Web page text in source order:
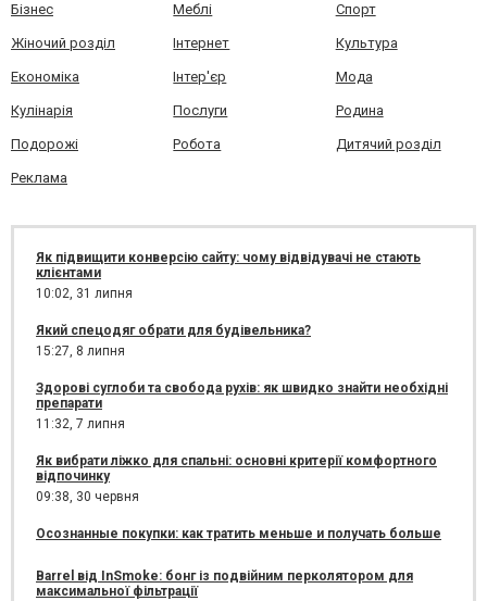
Бізнес Меблі Спорт
Жіночий розділ Інтернет Культура
Економіка Інтер'єр Мода
Кулінарія Послуги Родина
Подорожі Робота Дитячий розділ
Реклама
Як підвищити конверсію сайту: чому відвідувачі не стають
клієнтами
10:02, 31 липня
Який спецодяг обрати для будівельника?
15:27, 8 липня
Здорові суглоби та свобода рухів: як швидко знайти необхідні
препарати
11:32, 7 липня
Як вибрати ліжко для спальні: основні критерії комфортного
відпочинку
09:38, 30 червня
Осознанные покупки: как тратить меньше и получать больше
Barrel від InSmoke: бонг із подвійним перколятором для
максимальної фільтрації